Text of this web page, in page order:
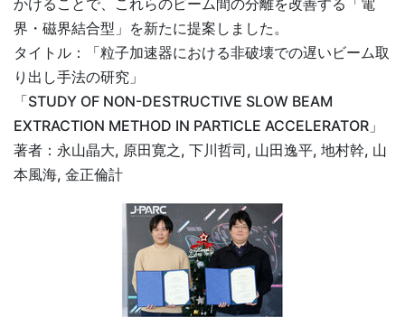
かけることで、これらのビーム間の分離を改善する「電
界・磁界結合型」を新たに提案しました。
タイトル：「粒子加速器における非破壊での遅いビーム取
り出し手法の研究」
「STUDY OF NON-DESTRUCTIVE SLOW BEAM
EXTRACTION METHOD IN PARTICLE ACCELERATOR 」
著者：永山晶大, 原田寛之, 下川哲司, 山田逸平, 地村幹, 山
本風海, 金正倫計